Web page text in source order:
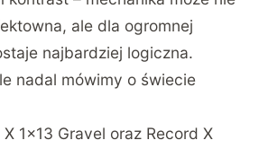
ale dla ogromnej
najbardziej logiczna.
nadal mówimy o świecie
1×13 Gravel oraz Record X